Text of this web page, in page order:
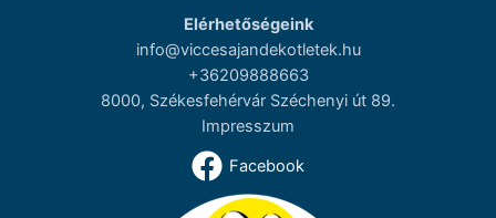
Elérhetőségeink
info@viccesajandekotletek.hu
+36209888663
8000, Székesfehérvár Széchenyi út 89.
Impresszum
Facebook